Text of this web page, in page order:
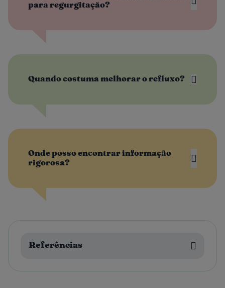
para regurgitação?
Quando costuma melhorar o refluxo?
Onde posso encontrar informação
rigorosa?
Referências